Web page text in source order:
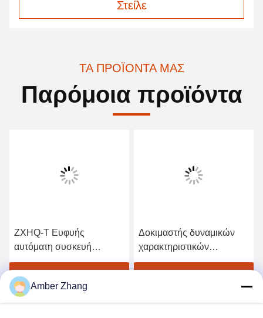
Στείλε
ΤΑ ΠΡΟΪΌΝΤΑ ΜΑΣ
Παρόμοια προϊόντα
ZXHQ-T Ευφυής
αυτόματη συσκευή
επαλήθευσης πολλών
μετασχηματιστών,
μετασχηματιστής
βαθμονόμησης
Βρείτε την καλύτερη τιμή
Δοκιμαστής δυναμικών
χαρακτηριστικών
μετασχηματιστή ZXHQ-Y,
Amber Zhang